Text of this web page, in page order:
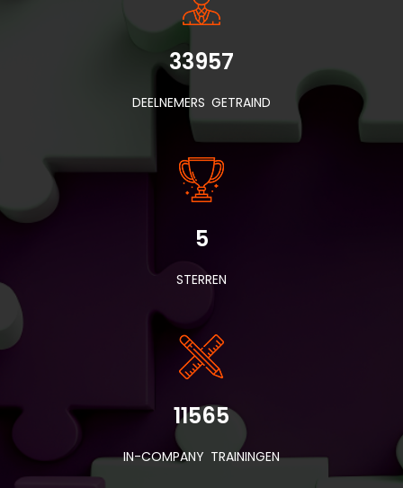
33957
DEELNEMERS GETRAIND
5
STERREN
11565
IN-COMPANY TRAININGEN